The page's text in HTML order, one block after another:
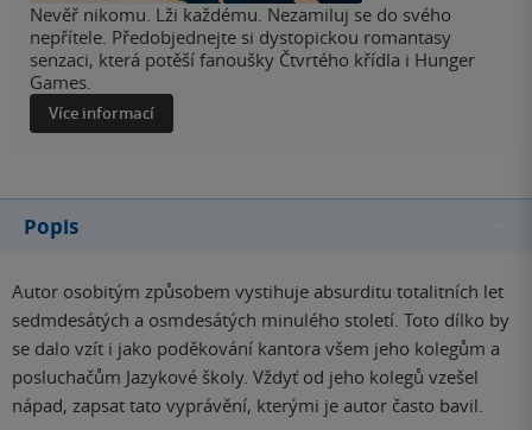
Nevěř nikomu. Lži každému. Nezamiluj se do svého
nepřítele. Předobjednejte si dystopickou romantasy
senzaci, která potěší fanoušky Čtvrtého křídla i Hunger
Games.
Více informací
Popis
Autor osobitým způsobem vystihuje absurditu totalitních let
sedmdesátých a osmdesátých minulého století. Toto dílko by
se dalo vzít i jako poděkování kantora všem jeho kolegům a
posluchačům Jazykové školy. Vždyť od jeho kolegů vzešel
nápad, zapsat tato vyprávění, kterými je autor často bavil.